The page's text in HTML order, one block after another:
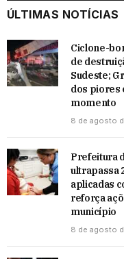
ÚLTIMAS NOTÍCIAS
Ciclone-
de
Sudeste;
dos piores
momento
8 de agosto
Prefeitura
ultrapassa
aplicadas
reforça
município
8 de agosto